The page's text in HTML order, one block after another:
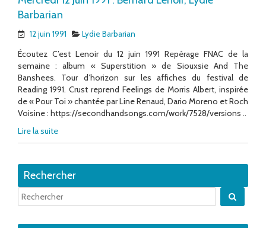
Barbarian
12 juin 1991 Lydie Barbarian
Écoutez C’est Lenoir du 12 juin 1991 Repérage FNAC de la
semaine : album « Superstition » de Siouxsie And The
Banshees. Tour d’horizon sur les affiches du festival de
Reading 1991. Crust reprend Feelings de Morris Albert, inspirée
de « Pour Toi » chantée par Line Renaud, Dario Moreno et Roch
Voisine : https://secondhandsongs.com/work/7528/versions ..
Lire la suite
Rechercher